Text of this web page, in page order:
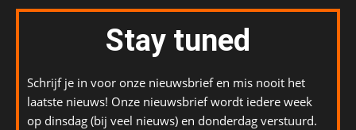
Stay tuned
Schrijf je in voor onze nieuwsbrief en mis nooit het
laatste nieuws! Onze nieuwsbrief wordt iedere week
op dinsdag (bij veel nieuws) en donderdag verstuurd.